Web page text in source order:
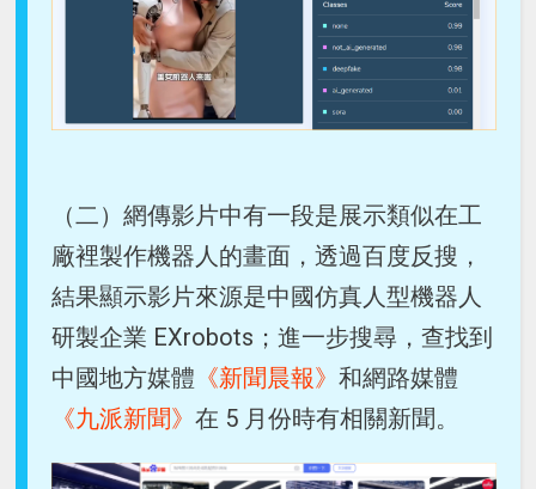
（二）網傳影片中有一段是展示類似在工
廠裡製作機器人的畫面，透過百度反搜，
結果顯示影片來源是中國仿真人型機器人
研製企業 EXrobots；進一步搜尋，查找到
中國地方媒體 《新聞晨報》和網路媒體
《九派新聞》在 5 月份時有相關新聞。